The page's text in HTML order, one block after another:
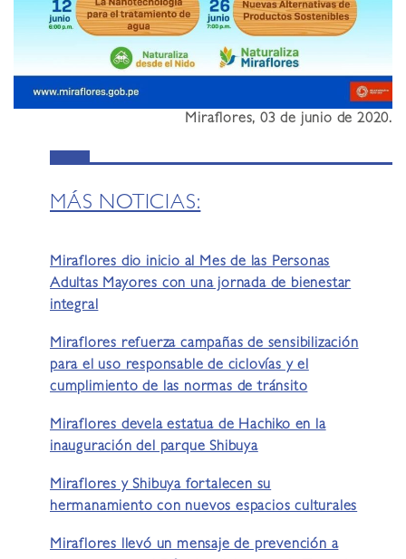
Miraflores, 03 de junio de 2020.
MÁS NOTICIAS:
Miraflores dio inicio al Mes de las Personas
Adultas Mayores con una jornada de bienestar
integral
Miraflores refuerza campañas de sensibilización
para el uso responsable de ciclovías y el
cumplimiento de las normas de tránsito
Miraflores devela estatua de Hachiko en la
inauguración del parque Shibuya
Miraflores y Shibuya fortalecen su
hermanamiento con nuevos espacios culturales
Miraflores llevó un mensaje de prevención a